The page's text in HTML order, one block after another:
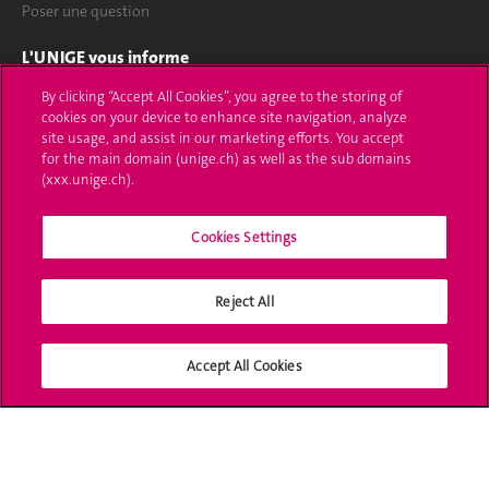
Poser une question
L'UNIGE vous informe
UNIGE Mobile
Médias
Offres d'emploi
Calendrier académique
Médias sociaux UNIGE
By clicking “Accept All Cookies”, you agree to the storing of
cookies on your device to enhance site navigation, analyze
site usage, and assist in our marketing efforts. You accept
for the main domain (unige.ch) as well as the sub domains
(xxx.unige.ch).
Cookies Settings
Reject All
Accept All Cookies